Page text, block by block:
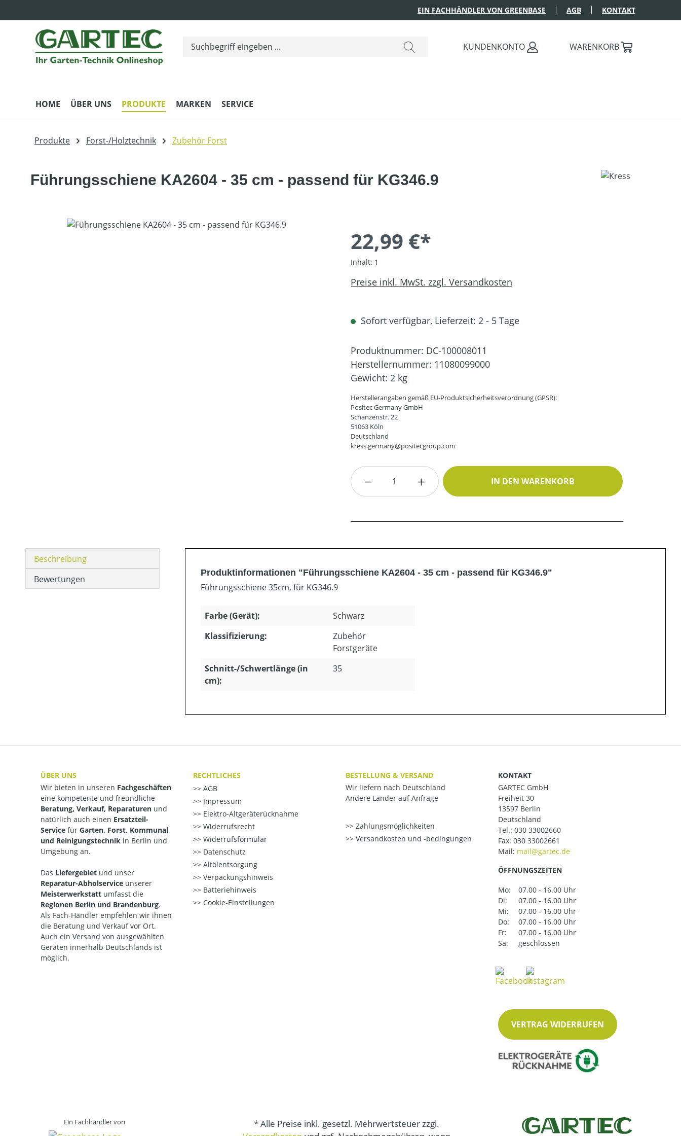
EIN FACHHÄNDLER VON GREENBASE AGB KONTAKT
KUNDENKONTO WARENKORB
HOME ÜBER UNS PRODUKTE MARKEN SERVICE
Produkte Forst-/Holztechnik Zubehör Forst
Führungsschiene KA2604 - 35 cm - passend für KG346.9
Bildergalerie überspringen
22,99 €*
Inhalt: 1
Preise inkl. MwSt. zzgl. Versandkosten
Sofort verfügbar, Lieferzeit: 2 - 5 Tage
Produktnummer: DC-100008011
Herstellernummer: 11080099000
Gewicht: 2 kg
Herstellerangaben gemäß EU-Produktsicherheitsverordnung (GPSR):
Positec Germany GmbH
Schanzenstr. 22
51063 Köln
Deutschland
kress.germany@positecgroup.com
Produkt Anzahl: Gib den gewünschten Wert ein oder
IN DEN WARENKORB
Beschreibung
Bewertungen
Produktinformationen "Führungsschiene KA2604 - 35 cm - passend für KG346.9"
Führungsschiene 35cm, für KG346.9
Farbe (Gerät):
Schwarz
Klassifizierung:
Zubehör
Forstgeräte
Schnitt-/Schwertlänge (in
cm):
35
ÜBER UNS
Wir bieten in unseren Fachgeschäften
eine kompetente und freundliche
Beratung, Verkauf, Reparaturen und
natürlich auch einen Ersatzteil-
Service für Garten, Forst, Kommunal
und Reinigungstechnik in Berlin und
Umgebung an.
Das Liefergebiet und unser
Reparatur-Abholservice unserer
Meisterwerkstatt umfasst die
Regionen Berlin und Brandenburg.
Als Fach-Händler empfehlen wir ihnen
die Beratung und Verkauf vor Ort.
Auch ein Versand von ausgewählten
Geräten innerhalb Deutschlands ist
möglich.
RECHTLICHES
AGB
Impressum
Elektro-Altgeräterücknahme
Widerrufsrecht
Widerrufsformular
Datenschutz
Altölentsorgung
Verpackungshinweis
Batteriehinweis
Cookie-Einstellungen
BESTELLUNG & VERSAND
Wir liefern nach Deutschland
Andere Länder auf Anfrage
Zahlungsmöglichkeiten
Versandkosten und -bedingungen
KONTAKT
GARTEC GmbH
Freiheit 30
13597 Berlin
Deutschland
Tel.: 030 33002660
Fax: 030 33002661
Mail:
ÖFFNUNGSZEITEN
Mo:
07.00 - 16.00 Uhr
Di:
07.00 - 16.00 Uhr
Mi:
07.00 - 16.00 Uhr
Do:
07.00 - 16.00 Uhr
Fr:
07.00 - 16.00 Uhr
Sa:
geschlossen
VERTRAG WIDERRUFEN
Ein Fachhändler von
* Alle Preise inkl. gesetzl. Mehrwertsteuer zzgl.